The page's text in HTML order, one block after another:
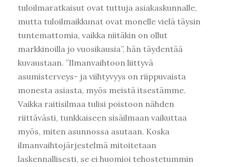
tuloilmaratkaisut ovat tuttuja asiakaskunnalle,
mutta tulo­ilmaikkunat ovat monelle vielä täysin
tuntemattomia, vaikka niitäkin on ollut
markkinoilla jo vuosikausia”, hän täydentää
kuvaustaan. ”Ilmanvaihtoon liittyvä
asumisterveys- ja viihtyvyys on riippuvaista
monesta asiasta, myös meistä itsestämme.
Vaikka raitisilmaa tulisi poistoon nähden
riittävästi, tunkkaiseen sisäilmaan vaikuttaa
myös, miten asunnossa asutaan. Koska
ilmanvaihtojärjestelmä mitoitetaan
laskennallisesti, se ei huomioi tehostetummin